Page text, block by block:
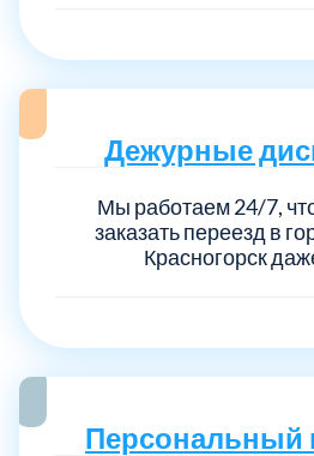
Дежурные
Мы работаем 24/7,
заказать переезд в
Красногорск
Персональный